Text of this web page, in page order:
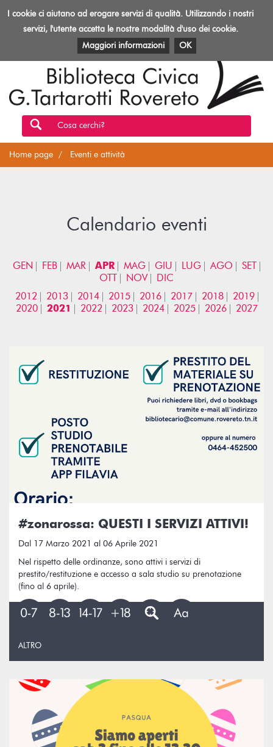
Toggle
Biblioteca
Rovereto
EVENTI E ATTIVITÀ PATRIMONIO E RISORSE
Cosa cerchi?
Home page Eventi e attività
Calendario eventi
GEN FEB MAR APR MAG GIU LUG AGO
SET
OTT
NOV
DIC
2012
2013 2014 2015 2016 2017 2018
2019
2020
2021 2022 2023 2024 2025 2026 2027
#zonarossa: QUESTI I SERVIZI ATTIVI!
Dal 17 Marzo 2021 al 06 Aprile 2021
Nel rispetto delle ordinanze, sono attivi i servizi di
prestito/restituzione e accesso a sala studio su prenotazione
(fino al 6 aprile).
ALTRO
I cookie ci aiutano ad erogare servizi di qualità. Utilizzando i nostri
servizi, l'utente accetta le nostre modalità d'uso dei cookie.
Maggiori informazioni
OK